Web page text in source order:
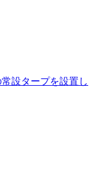
設タープを設置し